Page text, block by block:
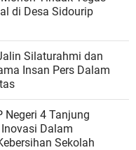
di Desa Sidourip
Silaturahmi dan
Insan Pers Dalam
Negeri 4 Tanjung
Dalam
Sekolah